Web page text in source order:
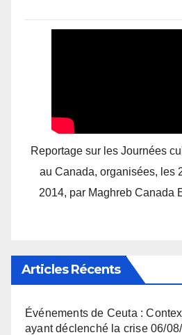
Reportage sur les Journées
au Canada, organisées, les
2014, par Maghreb Canada
Articles Récents
Événements de Ceuta :
ayant déclenché la crise 06/